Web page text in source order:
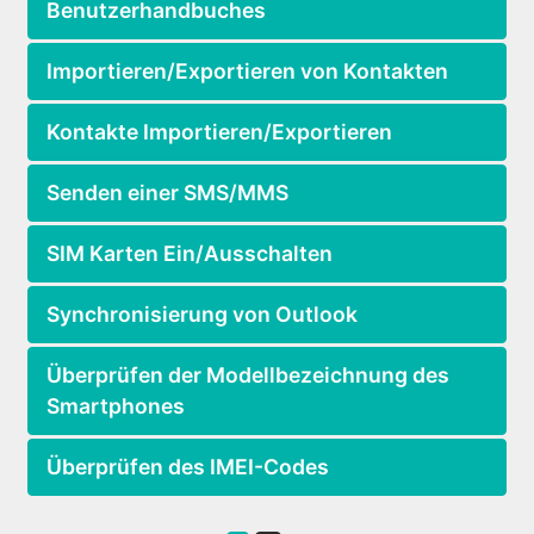
Benutzerhandbuches
Importieren/Exportieren von Kontakten
Kontakte Importieren/Exportieren
Senden einer SMS/MMS
SIM Karten Ein/Ausschalten
Synchronisierung von Outlook
Überprüfen der Modellbezeichnung des
Smartphones
Überprüfen des IMEI-Codes